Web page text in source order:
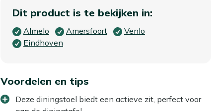
Dit product is te bekijken in:
Almelo Amersfoort
Venlo
Eindhoven
Voordelen en tips
Deze diningstoel biedt een actieve zit, perfect voor